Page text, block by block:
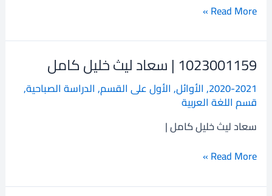
Read More »
1023001159 | سعاد ليث خليل كامل
2020-2021
, الأوائل, الأول على القسم, الدراسة الصباحية,
قسم اللغة العربية
سعاد ليث خليل كامل |
1023001159
سعاد
ليث
خليل
كامل
Read More »